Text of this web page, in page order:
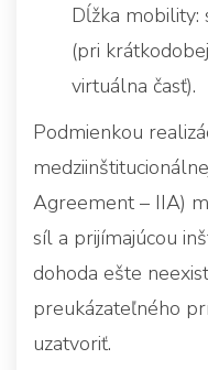
Dĺžka mobility:
(pri
virtuálna časť).
Podmienkou
Agreement – IIA)
síl a prijímajúcou
dohoda ešte
preukázateľného
uzatvoriť.